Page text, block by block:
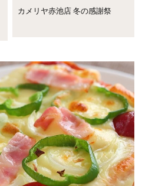
カメリヤ赤池店 冬の感謝祭